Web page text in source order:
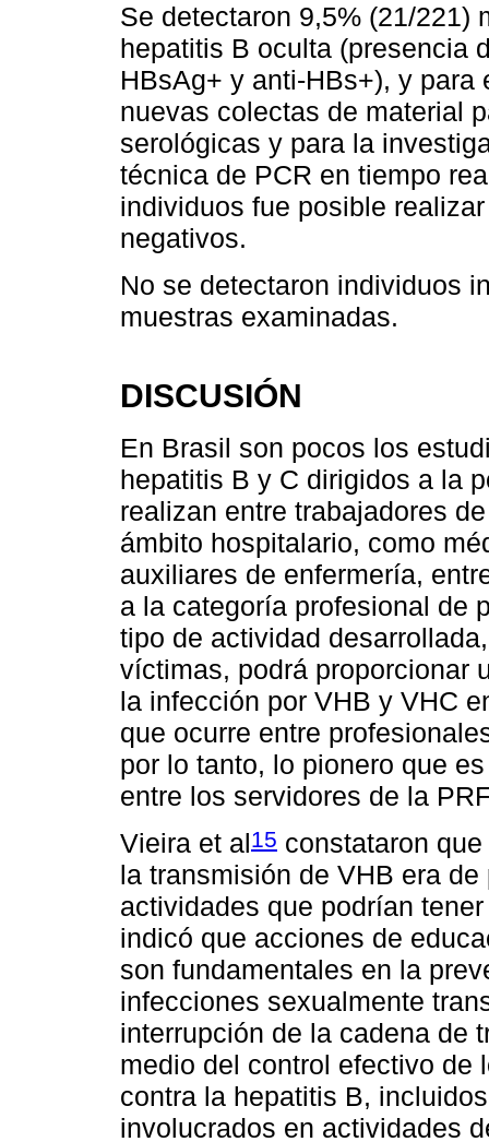
Se detectaron 9,5% (21/221)
hepatitis B oculta (presencia
HBsAg+ y anti-HBs+), y
nuevas colectas de material
serológicas y para la
técnica de PCR en tiempo
individuos fue posible
negativos.
No se detectaron individuos
muestras examinadas.
DISCUSIÓN
En Brasil son pocos los
hepatitis B y C dirigidos a la
realizan entre trabajadores
ámbito hospitalario, como
auxiliares de enfermería,
a la categoría profesional de
tipo de actividad
víctimas, podrá proporcionar
la infección por VHB y VHC
que ocurre entre
por lo tanto, lo pionero que
entre los servidores de la
Vieira et al15 constataron
la transmisión de VHB era
actividades que podrían
indicó que acciones de
son fundamentales en la
infecciones sexualmente
interrupción de la cadena de
medio del control efectivo de
contra la hepatitis B,
involucrados en actividades